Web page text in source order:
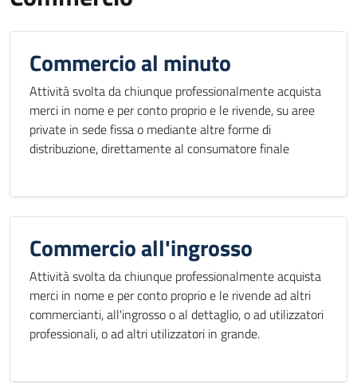
Commercio al minuto
Attività svolta da chiunque professionalmente acquista
merci in nome e per conto proprio e le rivende, su aree
private in sede fissa o mediante altre forme di
distribuzione, direttamente al consumatore finale
Commercio all'ingrosso
Attività svolta da chiunque professionalmente acquista
merci in nome e per conto proprio e le rivende ad altri
commercianti, all'ingrosso o al dettaglio, o ad utilizzatori
professionali, o ad altri utilizzatori in grande.